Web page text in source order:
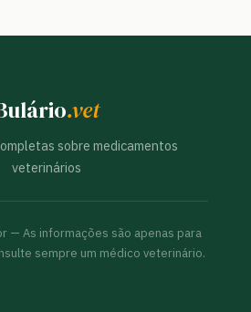
.vet
sobre medicamentos
veterinários
— As informações são apenas para
sempre um médico veterinário.